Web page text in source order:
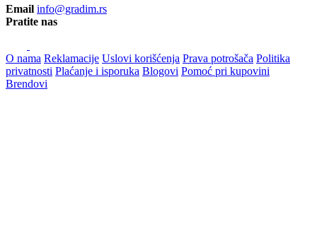
Email info@gradim.rs
Pratite nas
O nama Reklamacije Uslovi korišćenja Prava potrošača Politika
privatnosti Plaćanje i isporuka Blogovi Pomoć pri kupovini
Brendovi